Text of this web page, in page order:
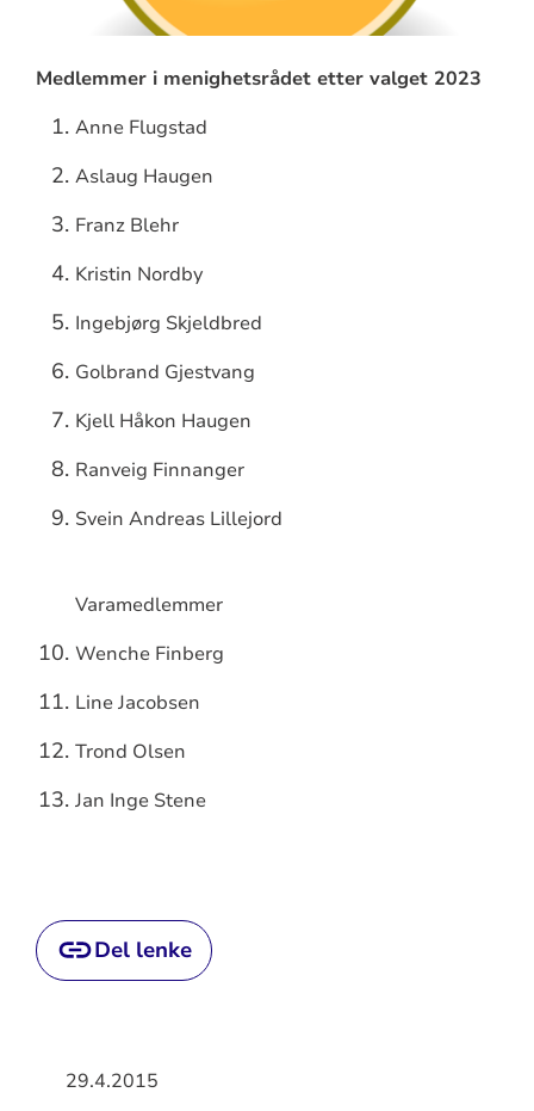
Medlemmer i menighetsrådet etter valget 2023
Anne Flugstad
Aslaug Haugen
Franz Blehr
Kristin Nordby
Ingebjørg Skjeldbred
Golbrand Gjestvang
Kjell Håkon Haugen
Ranveig Finnanger
Svein Andreas Lillejord
Varamedlemmer
Wenche Finberg
Line Jacobsen
Trond Olsen
Jan Inge Stene
Del lenke
29.4.2015